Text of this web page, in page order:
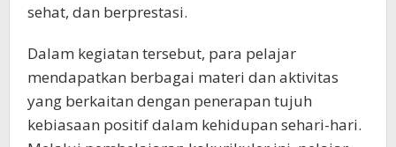
sehat, dan berprestasi.
Dalam kegiatan tersebut, para pelajar
mendapatkan berbagai materi dan aktivitas
yang berkaitan dengan penerapan tujuh
kebiasaan positif dalam kehidupan sehari-hari.